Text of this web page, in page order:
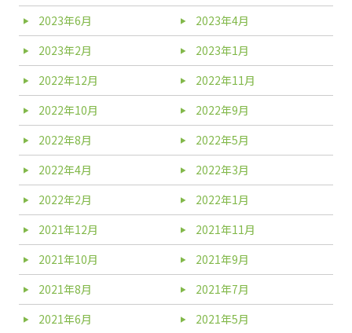
2023年6月
2023年4月
2023年2月
2023年1月
2022年12月
2022年11月
2022年10月
2022年9月
2022年8月
2022年5月
2022年4月
2022年3月
2022年2月
2022年1月
2021年12月
2021年11月
2021年10月
2021年9月
2021年8月
2021年7月
2021年6月
2021年5月